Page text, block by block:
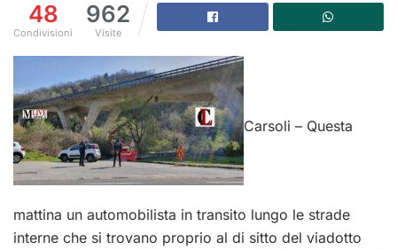
48
Condivisioni
962
Visite
Carsoli – Questa
mattina un automobilista in transito lungo le strade
interne che si trovano proprio al di sitto del viadotto